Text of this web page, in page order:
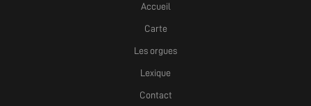
Accueil
Carte
Les orgues
Lexique
Contact